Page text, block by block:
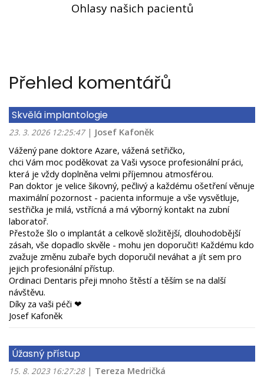
Ohlasy našich pacientů
Přehled komentářů
Skvělá implantologie
23. 3. 2026 12:25:47 | Josef Kafoněk
Vážený pane doktore Azare, vážená setřičko,
chci Vám moc poděkovat za Vaši vysoce profesionální práci,
která je vždy doplněna velmi příjemnou atmosférou.
Pan doktor je velice šikovný, pečlivý a každému ošetření věnuje
maximální pozornost - pacienta informuje a vše vysvětluje,
sestřička je milá, vstřícná a má výborný kontakt na zubní
laboratoř.
Přestože šlo o implantát a celkově složitější, dlouhodobější
zásah, vše dopadlo skvěle - mohu jen doporučit! Každému kdo
zvažuje změnu zubaře bych doporučil neváhat a jít sem pro
jejich profesionální přístup.
Ordinaci Dentaris přeji mnoho štěstí a těším se na další
návštěvu.
Díky za vaši péči ❤
Josef Kafoněk
Úžasný přístup
15. 8. 2023 16:27:28 | Tereza Medričká